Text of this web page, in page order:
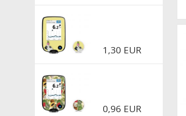
1,30 EUR
0,96 EUR